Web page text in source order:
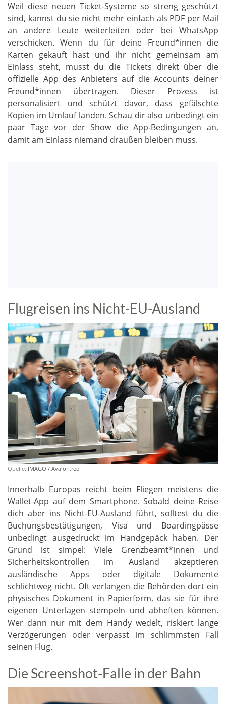
Weil diese neuen Ticket-Systeme so streng geschützt
sind, kannst du sie nicht mehr einfach als PDF per Mail
an andere Leute weiterleiten oder bei WhatsApp
verschicken. Wenn du für deine Freund*innen die
Karten gekauft hast und ihr nicht gemeinsam am
Einlass steht, musst du die Tickets direkt über die
offizielle App des Anbieters auf die Accounts deiner
Freund*innen übertragen. Dieser Prozess ist
personalisiert und schützt davor, dass gefälschte
Kopien im Umlauf landen. Schau dir also unbedingt ein
paar Tage vor der Show die App-Bedingungen an,
damit am Einlass niemand draußen bleiben muss.
Flugreisen ins Nicht-EU-Ausland
Quelle: IMAGO / Avalon.red
Innerhalb Europas reicht beim Fliegen meistens die
Wallet-App auf dem Smartphone. Sobald deine Reise
dich aber ins Nicht-EU-Ausland führt, solltest du die
Buchungsbestätigungen, Visa und Boardingpässe
unbedingt ausgedruckt im Handgepäck haben. Der
Grund ist simpel: Viele Grenzbeamt*innen und
Sicherheitskontrollen im Ausland akzeptieren
ausländische Apps oder digitale Dokumente
schlichtweg nicht. Oft verlangen die Behörden dort ein
physisches Dokument in Papierform, das sie für ihre
eigenen Unterlagen stempeln und abheften können.
Wer dann nur mit dem Handy wedelt, riskiert lange
Verzögerungen oder verpasst im schlimmsten Fall
seinen Flug.
Die Screenshot-Falle in der Bahn